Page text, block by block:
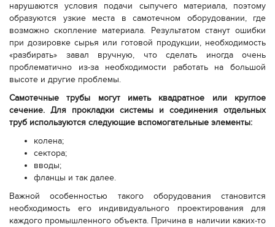
нарушаются условия подачи сыпучего материала, поэтому
образуются узкие места в самотечном оборудовании, где
возможно скопление материала. Результатом станут ошибки
при дозировке сырья или готовой продукции, необходимость
«разбирать» завал вручную, что сделать иногда очень
проблематично из-за необходимости работать на большой
высоте и другие проблемы.
Самотечные трубы могут иметь квадратное или круглое
сечение. Для прокладки системы и соединения отдельных
труб используются следующие вспомогательные элементы:
колена;
сектора;
вводы;
фланцы и так далее.
Важной особенностью такого оборудования становится
необходимость его индивидуального проектирования для
каждого промышленного объекта. Причина в наличии каких-то